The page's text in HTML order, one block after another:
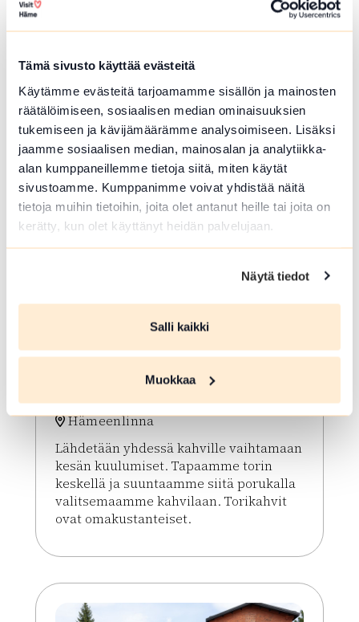
Tämä sivusto käyttää evästeitä
Käytämme evästeitä tarjoamamme sisällön ja mainosten
räätälöimiseen, sosiaalisen median ominaisuuksien
tukemiseen ja kävijämäärämme analysoimiseen. Lisäksi
jaamme sosiaalisen median, mainosalan ja analytiikka-
alan kumppaneillemme tietoja siitä, miten käytät
sivustoamme. Kumppanimme voivat yhdistää näitä
tietoja muihin tietoihin, joita olet antanut heille tai joita on
kerätty, kun olet käyttänyt heidän palvelujaan.
Näytä tiedot
Salli kaikki
Muokkaa
Vanhan ajan askareet muuttuvat
tahdissa. Museon lipulla. Lähtö
Palanderin talolta. Säänmukainen
vaatetus, vesipullo mukaan.
Lue lisää tapahtumasta Pirren piikajumppa
ELO 06 2026
Pysäkin torikahvit
Hämeenlinna
Lähdetään yhdessä kahville vaihtamaan
kesän kuulumiset. Tapaamme torin
keskellä ja suuntaamme siitä porukalla
valitsemaamme kahvilaan. Torikahvit
ovat omakustanteiset.